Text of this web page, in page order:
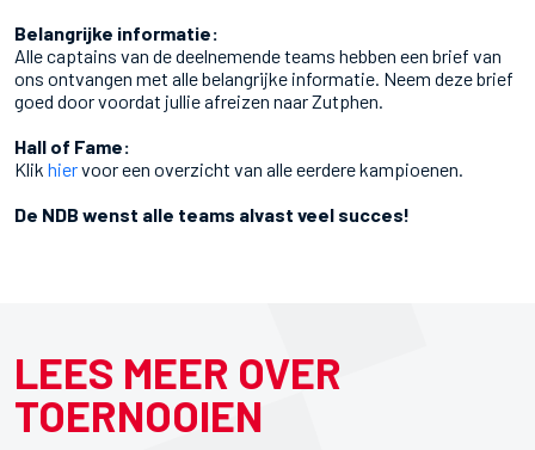
Belangrijke informatie:
Alle captains van de deelnemende teams hebben een brief van
ons ontvangen met alle belangrijke informatie. Neem deze brief
goed door voordat jullie afreizen naar Zutphen.
Hall of Fame:
Klik hiervoor een overzicht van alle eerdere kampioenen.
De NDB wenst alle teams alvast veel succes!
LEES MEER OVER
TOERNOOIEN